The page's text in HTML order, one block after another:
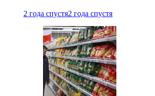
2 года спустя2 года спустя